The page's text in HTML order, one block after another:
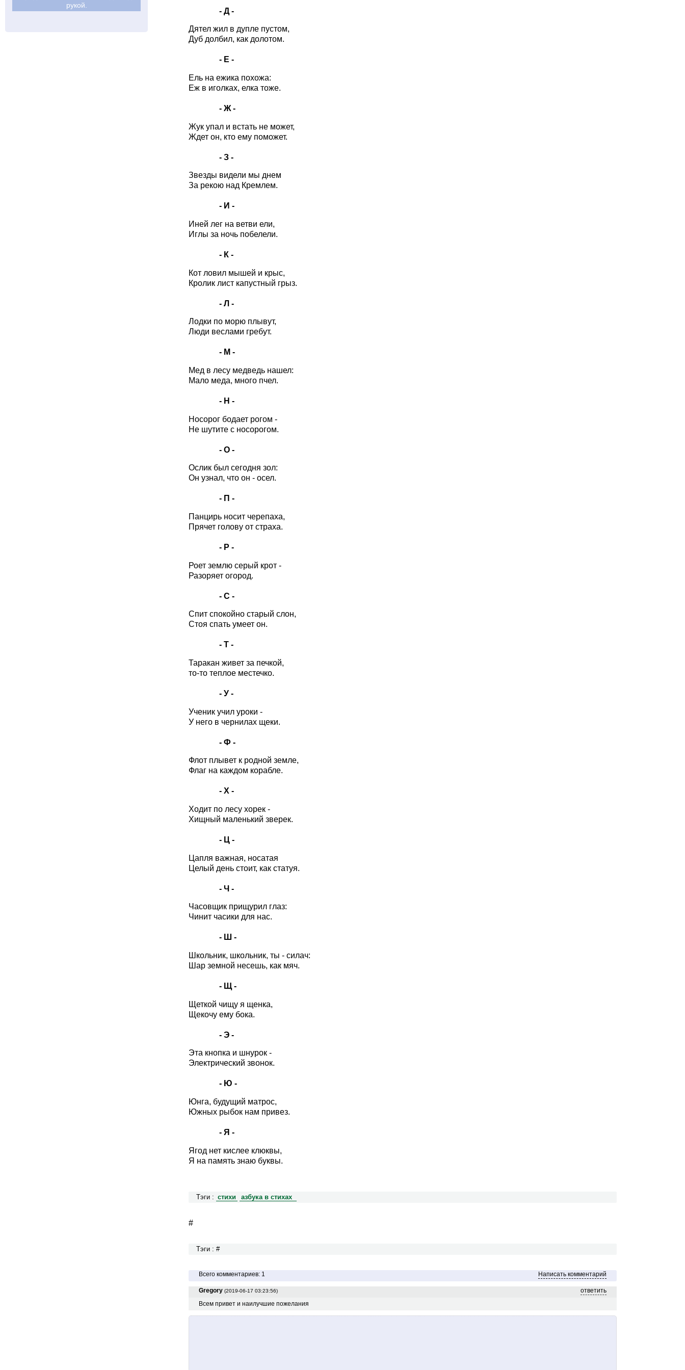
- Д -
Дятел жил в дупле пустом,
Дуб долбил, как долотом.
- Е -
Ель на ежика похожа:
Еж в иголках, елка тоже.
- Ж -
Жук упал и встать не может,
Ждет он, кто ему поможет.
- З -
Звезды видели мы днем
За рекою над Кремлем.
- И -
Иней лег на ветви ели,
Иглы за ночь побелели.
- К -
Кот ловил мышей и крыс,
Кролик лист капустный грыз.
- Л -
Лодки по морю плывут,
Люди веслами гребут.
- М -
Мед в лесу медведь нашел:
Мало меда, много пчел.
- Н -
Hосорог бодает рогом -
Hе шутите с носорогом.
- О -
Ослик был сегодня зол:
Он узнал, что он - осел.
- П -
Панцирь носит черепаха,
Прячет голову от страха.
- Р -
Роет землю серый крот -
Разоряет огород.
- С -
Спит спокойно старый слон,
Стоя спать умеет он.
- Т -
Таракан живет за печкой,
то-то теплое местечко.
- У -
Ученик учил уроки -
У него в чернилах щеки.
- Ф -
Флот плывет к родной земле,
Флаг на каждом корабле.
- Х -
Ходит по лесу хорек -
Хищный маленький зверек.
- Ц -
Цапля важная, носатая
Целый день стоит, как статуя.
- Ч -
Часовщик прищурил глаз:
Чинит часики для нас.
- Ш -
Школьник, школьник, ты - силач:
Шар земной несешь, как мяч.
- Щ -
Щеткой чищу я щенка,
Щекочу ему бока.
- Э -
Эта кнопка и шнурок -
Электрический звонок.
- Ю -
Юнга, будущий матрос,
Южных рыбок нам привез.
- Я -
Ягод нет кислее клюквы,
Я на память знаю буквы.
Тэги : стихи азбука в стихах
#
Тэги : #
Всего комментариев: 1 Написать комментарий
Gregory (2019-06-17 03:23:56)
ответить
Всем привет и наилучшие пожелания
рукой.